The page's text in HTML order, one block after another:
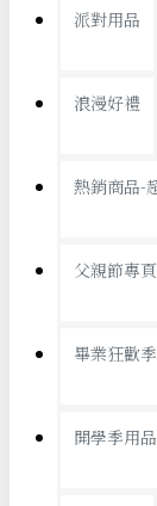
銅板精
19元專區
派對用品
浪漫好禮
熱銷商品-
父親節專頁
畢業狂歡季
開學季用品